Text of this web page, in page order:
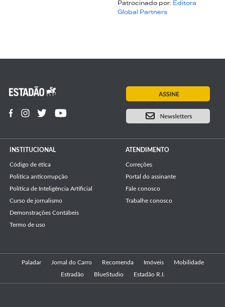
Patrocinado por: Editora
Global Partners
INSTITUCIONAL
Código de ética
Politica anticorrupção
Política de Inteligência Artificial
Curso de jornalismo
Demonstrações Contábeis
Termo de uso
ATENDIMENTO
Correções
Portal do assinante
Fale conosco
Trabalhe conosco
Paladar Jornal do Carro Recomenda Imóveis
Mobilidade
Estradão
BlueStudio Estadão R.I.